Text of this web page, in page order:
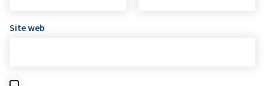
Site web